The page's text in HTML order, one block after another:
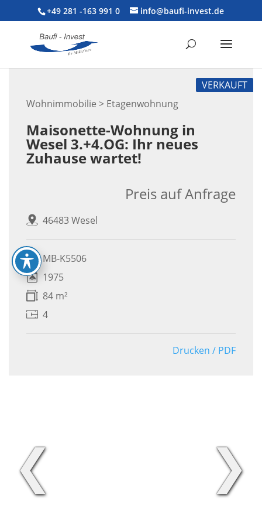
+49 281 -163 991 0 info@baufi-invest.de
Wohnimmobilie > Etagenwohnung
VERKAUFT
Maisonette-Wohnung in
Wesel 3.+4.OG: Ihr neues
Zuhause wartet!
46483 Wesel
Preis auf Anfrage
MB-K5506
1975
84 m²
4
Drucken / PDF
❮ ❯